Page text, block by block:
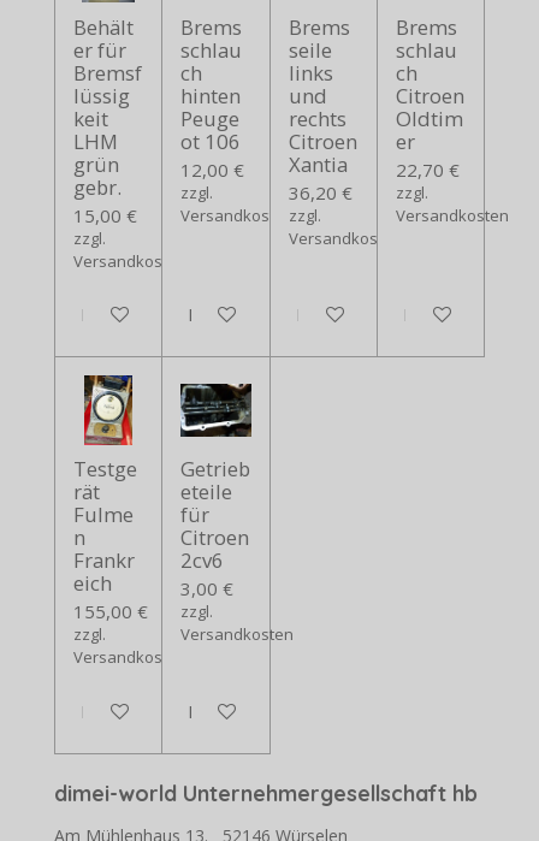
Behält
er für
Bremsf
lüssig
keit
LHM
grün
gebr.
15,00 €
zzgl.
Versandkosten
In den Warenkorb
Brems
schlau
ch
hinten
Peuge
ot 106
12,00 €
zzgl.
Versandkosten
In den Warenkorb
Brems
seile
links
und
rechts
Citroen
Xantia
36,20 €
zzgl.
Versandkosten
In den Warenkorb
Brems
schlau
ch
Citroen
Oldtim
er
22,70 €
zzgl.
Versandkosten
In den
Testge
rät
Fulme
n
Frankr
eich
155,00 €
zzgl.
Versandkosten
In den Warenkorb
Getrieb
eteile
für
Citroen
2cv6
3,00 €
zzgl.
Versandkosten
In den Warenkorb
dimei-world Unternehmergesellschaft hb
Am Mühlenhaus 13. 52146 Würselen